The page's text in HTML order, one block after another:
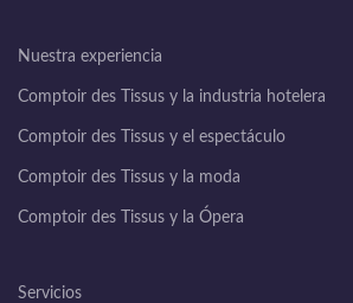
Nuestra experiencia
Comptoir des Tissus y la industria hotelera
Comptoir des Tissus y el espectáculo
Comptoir des Tissus y la moda
Comptoir des Tissus y la Ópera
Servicios